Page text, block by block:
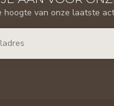
hoogte van onze laatste